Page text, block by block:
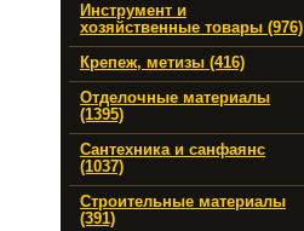
Инструмент и
хозяйственные товары (976)
Крепеж, метизы (416)
Отделочные материалы
(1395)
Сантехника и санфаянс
(1037)
Строительные материалы
(391)